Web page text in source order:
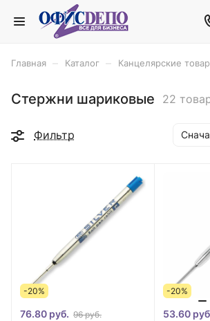
Главная Каталог Канцелярские
Стержни шариковые 22
Фильтр
-20%
76.80 руб. 96 руб.
-20%
53.60